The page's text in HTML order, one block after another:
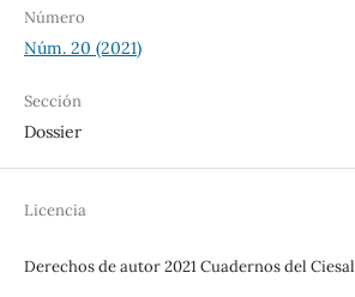
Número
Núm. 20 (2021)
Sección
Dossier
Licencia
Derechos de autor 2021 Cuadernos del Ciesal